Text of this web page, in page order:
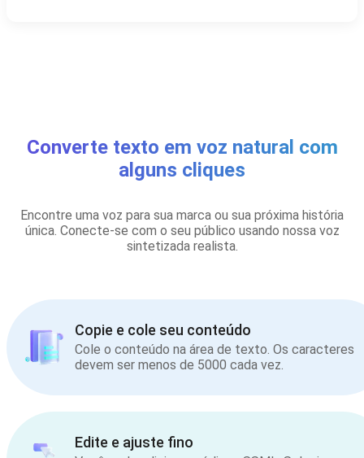
Converte texto em voz natural com
alguns cliques
Encontre uma voz para sua marca ou sua próxima história
única. Conecte-se com o seu público usando nossa voz
sintetizada realista.
Copie e cole seu conteúdo
Cole o conteúdo na área de texto. Os caracteres
devem ser menos de 5000 cada vez.
Edite e ajuste fino